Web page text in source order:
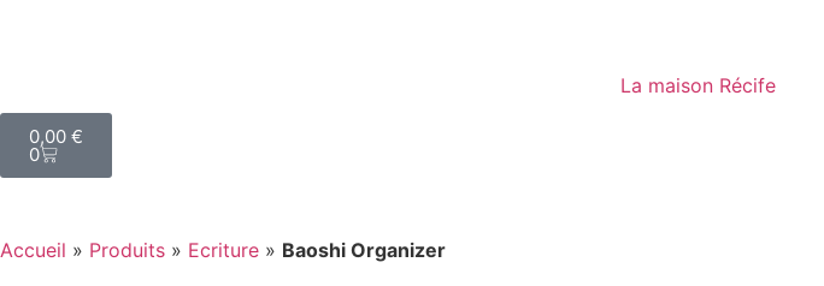
La maison Récife
0,00 €
0
Accueil » Produits » Ecriture » Baoshi Organizer